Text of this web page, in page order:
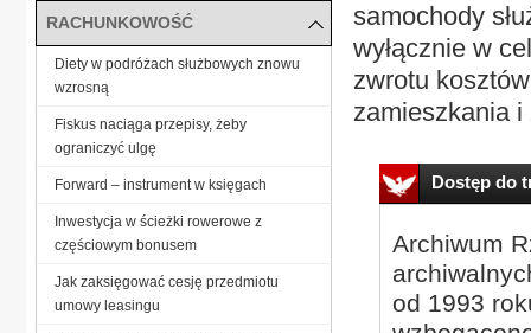
samochody
wyłącznie w
zwrotu
zamieszkania i
Dostęp do
Archiwum
od 1993
RACHUNKOWOŚĆ
Diety w podróżach służbowych znowu
wzrosną
Fiskus naciąga przepisy, żeby
ograniczyć ulgę
Forward – instrument w księgach
Inwestycja w ścieżki rowerowe z
częściowym bonusem
Jak zaksięgować cesję przedmiotu
umowy leasingu